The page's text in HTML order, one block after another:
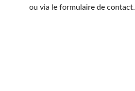
ou via le formulaire de contact.